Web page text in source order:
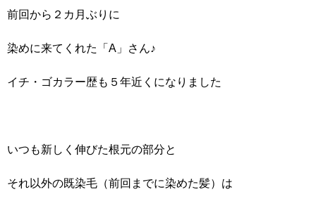
前回から２カ月ぶりに
染めに来てくれた「A」さん♪
イチ・ゴカラー歴も５年近くになりました
いつも新しく伸びた根元の部分と
それ以外の既染毛（前回までに染めた髪）は